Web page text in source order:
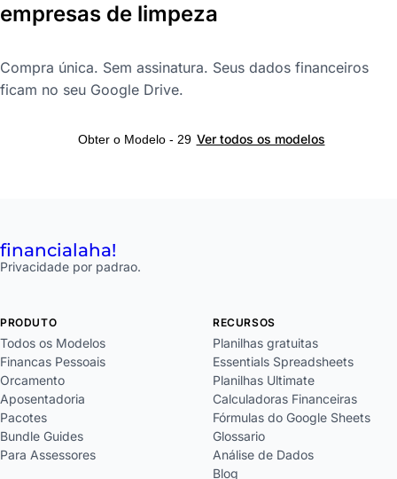
empresas de limpeza
Compra única. Sem assinatura. Seus dados financeiros
ficam no seu Google Drive.
Obter o Modelo - 29 Ver todos os modelos
financialaha!
Privacidade por padrao.
PRODUTO
Todos os Modelos
Financas Pessoais
Orcamento
Aposentadoria
Pacotes
Bundle Guides
Para Assessores
RECURSOS
Planilhas gratuitas
Essentials Spreadsheets
Planilhas Ultimate
Calculadoras Financeiras
Fórmulas do Google Sheets
Glossario
Análise de Dados
Blog